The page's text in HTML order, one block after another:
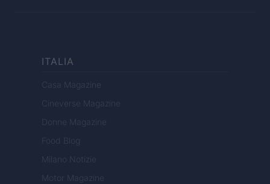
ITALIA
Casa Magazine
Cineverse Magazine
Donne Magazine
Food Blog
Milano Notizie
Motor Magazine